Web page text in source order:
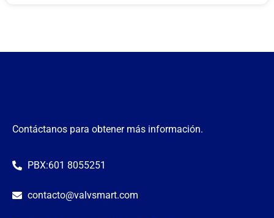
Contáctanos para obtener más información.
PBX:601 8055251
contacto@valvsmart.com